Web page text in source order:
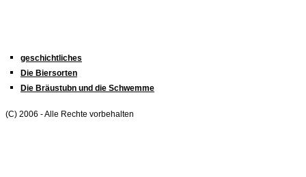
geschichtliches
Die Biersorten
Die Bräustubn und die Schwemme
(C) 2006 - Alle Rechte vorbehalten